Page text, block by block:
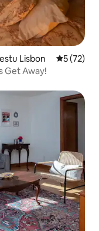
Lisbon
5 (72)
Get Away!